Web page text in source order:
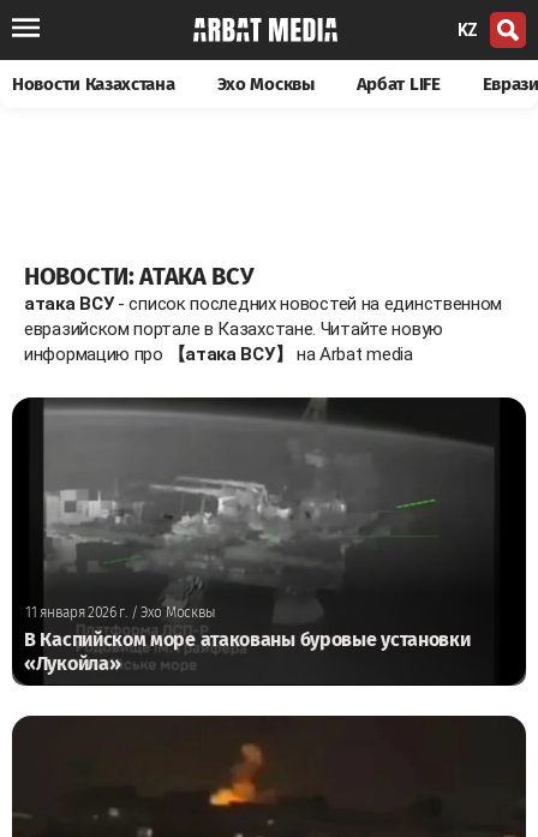
KZ
Новости Казахстана Эхо Москвы Арбат LIFE
НОВОСТИ: АТАКА ВСУ
атака ВСУ- список последних новостей на единственном
евразийском портале в Казахстане. Читайте новую
информацию про
【атака ВСУ】 на Arbat media
11 января 2026 г./ Эхо Москвы
В Каспийском море атакованы буровые установки
«Лукойла»